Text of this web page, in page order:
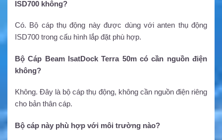
ISD700 không?
Có. Bộ cáp thụ động này được dùng với anten thụ động
ISD700 trong cấu hình lắp đặt phù hợp.
Bộ Cáp Beam IsatDock Terra 50m có cần nguồn điện
không?
Không. Đây là bộ cáp thụ động, không cần nguồn điện riêng
cho bản thân cáp.
Bộ cáp này phù hợp với môi trường nào?